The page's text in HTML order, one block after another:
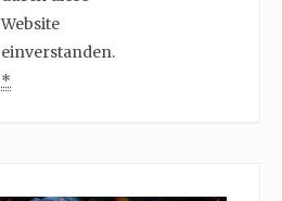
Website
einverstanden.
*